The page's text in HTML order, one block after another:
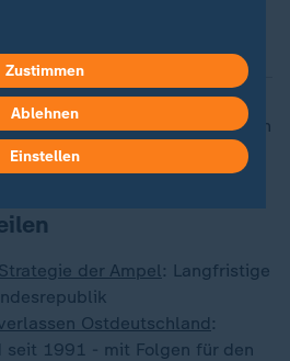
geht für viele Menschen
heutigen Tag des Kaffees.
der Ampel: Langfristige
Ostdeutschland :
seit 1991 - mit Folgen für den
Zustimmen
Ablehnen
Einstellen